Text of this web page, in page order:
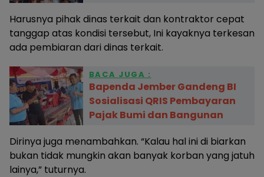
Harusnya pihak dinas terkait dan kontraktor cepat
tanggap atas kondisi tersebut, Ini kayaknya terkesan
ada pembiaran dari dinas terkait.
BACA JUGA :
Bapenda Jember Gandeng BI
Sosialisasi QRIS Pembayaran
Pajak Bumi dan Bangunan
Dirinya juga menambahkan. “Kalau hal ini di biarkan
bukan tidak mungkin akan banyak korban yang jatuh
lainya,” tuturnya.